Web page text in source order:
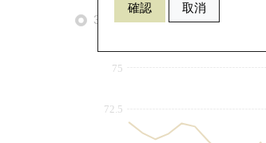
確認 取消
3个月 6个月
72.5
75